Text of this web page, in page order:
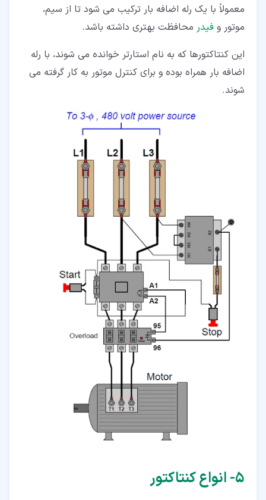
معمولاً با یک رله اضافه بار ترکیب می شود تا از سیم،
موتور و فیدر محافظت بهتری داشته باشد.
این کنتاکتورها که به نام استارتر خوانده می شوند، با رله
اضافه بار همراه بوده و برای کنترل موتور به کار گرفته می
شوند.
۵‏- انواع کنتاکتور